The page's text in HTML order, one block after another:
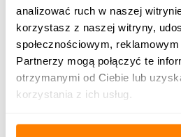
analizować ruch w naszej
korzystasz z naszej witryny,
społecznościowym, reklamowym
Partnerzy mogą połączyć te
otrzymanymi od Ciebie lub
korzystania z ich usług.
Dawid
Polska
Tel:+48 604
Email: